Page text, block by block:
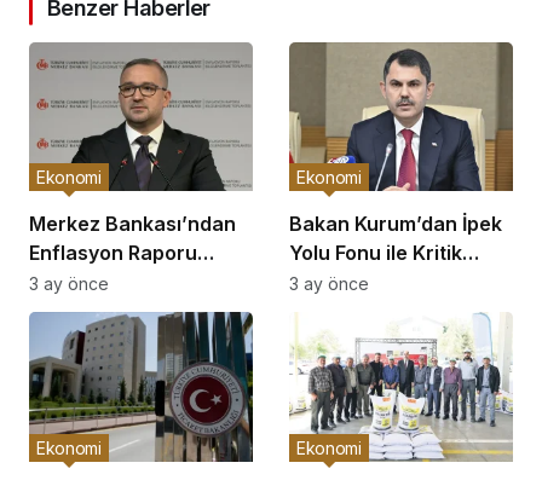
Benzer Haberler
Merkez Bankası’ndan
Enflasyon Raporu
Açıklaması
Ekonomi
3 ay önce
Bakan Kurum’dan İpek
Yolu Fonu ile Kritik
Görüşme
Ekonomi
3 ay önce
Ekonomi Ekonomi